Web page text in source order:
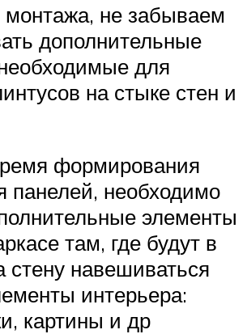
монтажа, не забываем
дополнительные
для
на стыке стен и
формирования
панелей, необходимо
элементы
там, где будут в
навешиваться
интерьера:
картины и др